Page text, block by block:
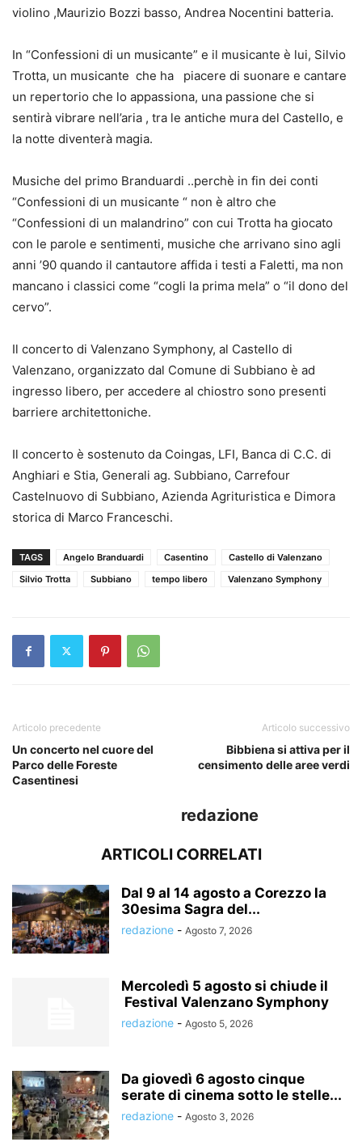
violino ,Maurizio Bozzi basso, Andrea Nocentini batteria.
In “Confessioni di un musicante” e il musicante è lui, Silvio
Trotta, un musicante che ha piacere di suonare e cantare
un repertorio che lo appassiona, una passione che si
sentirà vibrare nell’aria , tra le antiche mura del Castello, e
la notte diventerà magia.
Musiche del primo Branduardi ..perchè in fin dei conti
“Confessioni di un musicante “ non è altro che
“Confessioni di un malandrino” con cui Trotta ha giocato
con le parole e sentimenti, musiche che arrivano sino agli
anni ’90 quando il cantautore affida i testi a Faletti, ma non
mancano i classici come “cogli la prima mela” o “il dono del
cervo”.
Il concerto di Valenzano Symphony, al Castello di
Valenzano, organizzato dal Comune di Subbiano è ad
ingresso libero, per accedere al chiostro sono presenti
barriere architettoniche.
Il concerto è sostenuto da Coingas, LFI, Banca di C.C. di
Anghiari e Stia, Generali ag. Subbiano, Carrefour
Castelnuovo di Subbiano, Azienda Agrituristica e Dimora
storica di Marco Franceschi.
TAGS Angelo Branduardi Casentino
Castello di Valenzano
Silvio Trotta
Subbiano tempo libero Valenzano Symphony
Articolo precedente
Un concerto nel cuore del
Parco delle Foreste
Casentinesi
Articolo successivo
Bibbiena si attiva per il
censimento delle aree verdi
redazione
ARTICOLI CORRELATI
Dal 9 al 14 agosto a Corezzo la
30esima Sagra del...
redazione - Agosto 7, 2026
Mercoledì 5 agosto si chiude il
Festival Valenzano Symphony
redazione - Agosto 5, 2026
Da giovedì 6 agosto cinque
serate di cinema sotto le stelle...
redazione - Agosto 3, 2026